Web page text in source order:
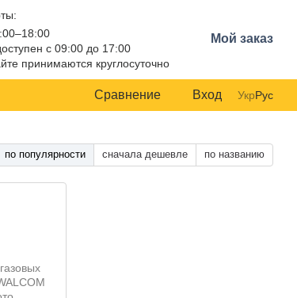
с 09:00 до 17:00
принимаются круглосуточно
Мой заказ
Сравнение Вход УкрРус
по популярности сначала дешевле по названию